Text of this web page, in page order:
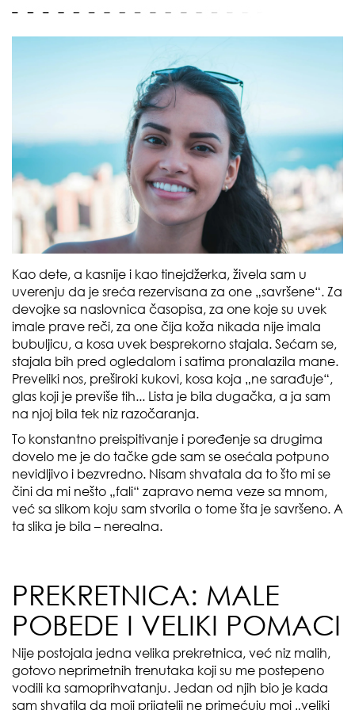
Kao dete, a kasnije i kao tinejdžerka, živela sam u
uverenju da je sreća rezervisana za one „savršene“. Za
devojke sa naslovnica časopisa, za one koje su uvek
imale prave reči, za one čija koža nikada nije imala
bubuljicu, a kosa uvek besprekorno stajala. Sećam se,
stajala bih pred ogledalom i satima pronalazila mane.
Preveliki nos, preširoki kukovi, kosa koja „ne sarađuje“,
glas koji je previše tih... Lista je bila dugačka, a ja sam
na njoj bila tek niz razočaranja.
To konstantno preispitivanje i poređenje sa drugima
dovelo me je do tačke gde sam se osećala potpuno
nevidljivo i bezvredno. Nisam shvatala da to što mi se
čini da mi nešto „fali“ zapravo nema veze sa mnom,
već sa slikom koju sam stvorila o tome šta je savršeno. A
ta slika je bila – nerealna.
PREKRETNICA: MALE
POBEDE I VELIKI POMACI
Nije postojala jedna velika prekretnica, već niz malih,
gotovo neprimetnih trenutaka koji su me postepeno
vodili ka samoprihvatanju. Jedan od njih bio je kada
sam shvatila da moji prijatelji ne primećuju moj „veliki